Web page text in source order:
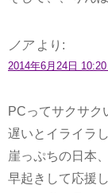
ノア より:
2014年6月24日 10:20
PCってサクサク
遅いとイライラ
崖っぷちの日本
早起きして応援